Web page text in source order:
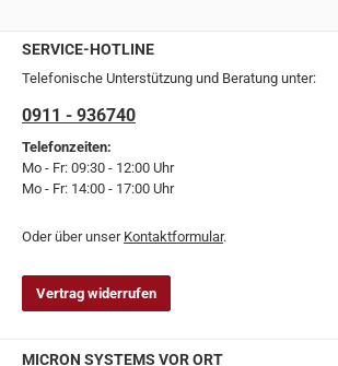
SERVICE-HOTLINE
Telefonische Unterstützung und Beratung unter:
0911 - 936740
Telefonzeiten:
Mo - Fr: 09:30 - 12:00 Uhr
Mo - Fr: 14:00 - 17:00 Uhr
Oder über unser Kontaktformular.
Vertrag widerrufen
MICRON SYSTEMS VOR ORT